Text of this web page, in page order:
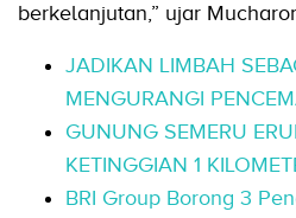
berkelanjutan,” ujar
JADIKAN LIMBAH
MENGURANGI
GUNUNG SEMERU
KETINGGIAN 1
BRI Group Borong 3